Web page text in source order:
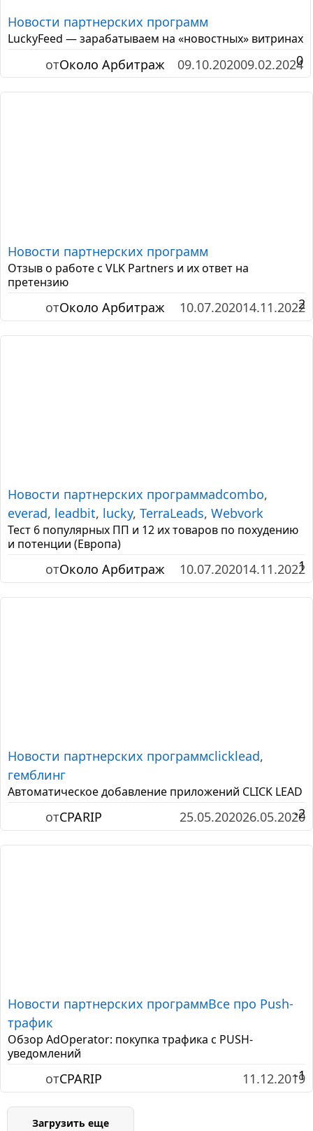
0
Новости партнерских программ
LuckyFeed — зарабатываем на «новостных» витринах
отОколо Арбитраж 09.10.202009.02.2024
2
Новости партнерских программ
Отзыв о работе с VLK Partners и их ответ на
претензию
отОколо Арбитраж 10.07.202014.11.2022
1
Новости партнерских программadcombo,
everad, leadbit, lucky, TerraLeads, Webvork
Тест 6 популярных ПП и 12 их товаров по похудению
и потенции (Европа)
отОколо Арбитраж 10.07.202014.11.2022
-2
Новости партнерских программclicklead,
гемблинг
Автоматическое добавление приложений CLICK LEAD
отCPARIP 25.05.202026.05.2020
-1
Новости партнерских программВсе про Push-
трафик
Обзор AdOperator: покупка трафика с PUSH-
уведомлений
отCPARIP 11.12.2019
Загрузить еще